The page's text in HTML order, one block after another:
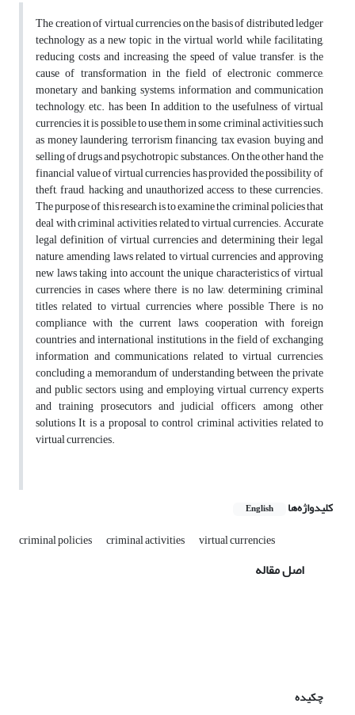
The creation of virtual currencies on the basis of distributed ledger
technology as a new topic in the virtual world, while facilitating,
reducing costs and increasing the speed of value transfer, is the
cause of transformation in the field of electronic commerce,
monetary and banking systems, information and communication
technology, etc. has been In addition to the usefulness of virtual
currencies, it is possible to use them in some criminal activities such
as money laundering, terrorism financing, tax evasion, buying and
selling of drugs and psychotropic substances. On the other hand, the
financial value of virtual currencies has provided the possibility of
theft, fraud, hacking and unauthorized access to these currencies.
The purpose of this research is to examine the criminal policies that
deal with criminal activities related to virtual currencies. Accurate
legal definition of virtual currencies and determining their legal
nature, amending laws related to virtual currencies and approving
new laws taking into account the unique characteristics of virtual
currencies in cases where there is no law, determining criminal
titles related to virtual currencies where possible There is no
compliance with the current laws, cooperation with foreign
countries and international institutions in the field of exchanging
information and communications related to virtual currencies,
concluding a memorandum of understanding between the private
and public sectors, using and employing virtual currency experts
and training prosecutors and judicial officers, among other
solutions It is a proposal to control criminal activities related to
virtual currencies.
کلیدواژه‌ها English
criminal policies criminal activities virtual currencies
اصل مقاله
چکیده